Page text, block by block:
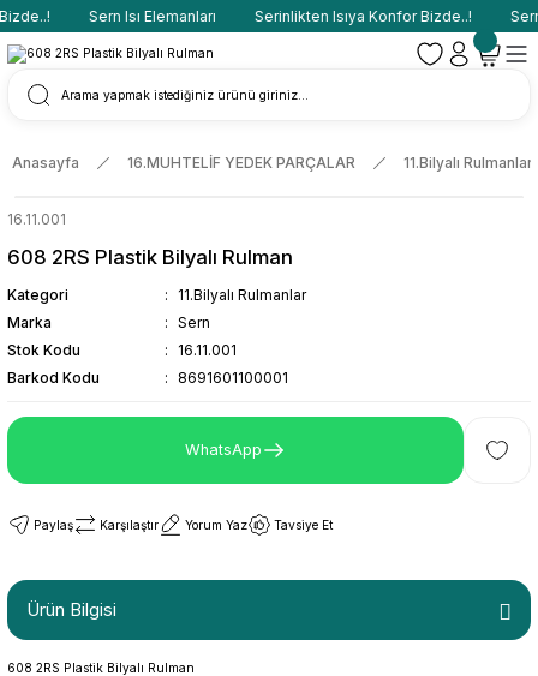
Sern Isı Elemanları Serinlikten Isıya Konfor Bizde..!
Anasayfa 16.MUHTELİF YEDEK PARÇALAR 11.Bilyalı Rulmanlar
16.11.001
608 2RS Plastik Bilyalı Rulman
Kategori
11.Bilyalı Rulmanlar
Marka
Sern
Stok Kodu
16.11.001
Barkod Kodu
8691601100001
WhatsApp
Paylaş Karşılaştır Yorum Yaz Tavsiye Et
Ürün Bilgisi
608 2RS Plastik Bilyalı Rulman